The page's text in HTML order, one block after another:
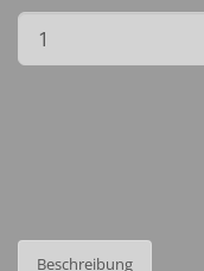
Beschreibung